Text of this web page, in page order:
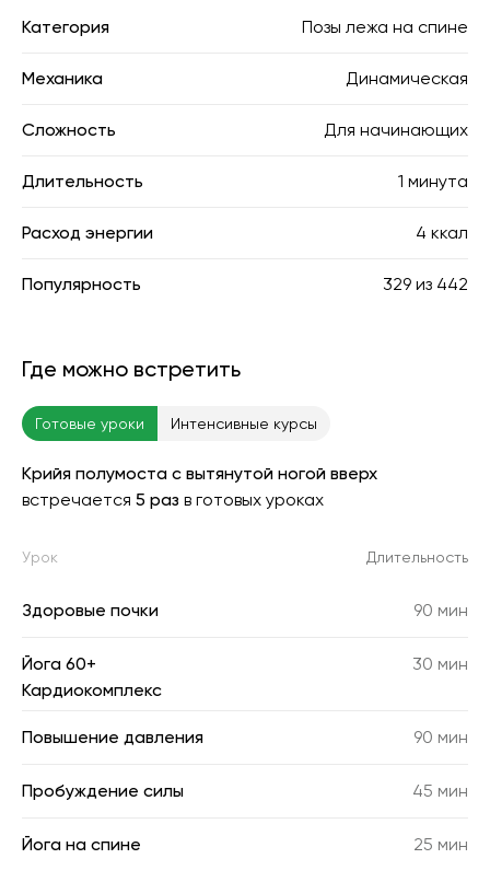
Категория Позы лежа на спине
Механика Динамическая
Сложность Для начинающих
Длительность 1 минута
Расход энергии 4 ккал
Популярность 329 из 442
Где можно встретить
Готовые уроки Интенсивные курсы
Крийя полумоста с вытянутой ногой вверх
встречается 5 раз в готовых уроках
Урок Длительность
Здоровые почки 90 мин
Йога 60+
Кардиокомплекс
30 мин
Повышение давления 90 мин
Пробуждение силы 45 мин
Йога на спине 25 мин